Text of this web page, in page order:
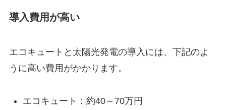
導入費用が高い
エコキュートと太陽光発電の導入には、下記のよ
うに高い費用がかかります。
エコキュート：約40～70万円